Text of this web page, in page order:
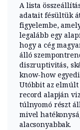
A lista
adatait fésültük
figyelembe,
lega­lább egy
hogy a cég
álló
diszruptivitás,
know-how
Utóbbit az elmúlt
record alapján
túlnyomó részt
mivel
alacsonyabbak.